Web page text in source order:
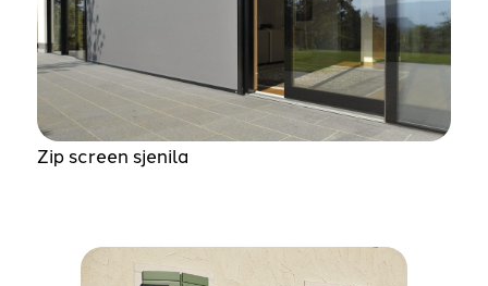
Zip screen sjenila